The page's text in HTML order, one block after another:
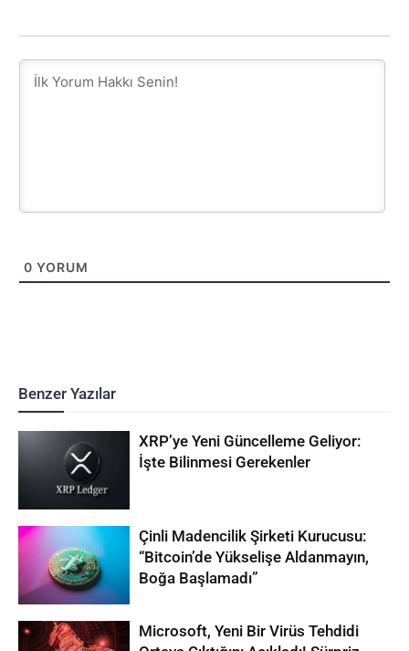
0 YORUM
Benzer Yazılar
XRP’ye Yeni Güncelleme Geliyor:
İşte Bilinmesi Gerekenler
Çinli Madencilik Şirketi Kurucusu:
“Bitcoin’de Yükselişe Aldanmayın,
Boğa Başlamadı”
Microsoft, Yeni Bir Virüs Tehdidi